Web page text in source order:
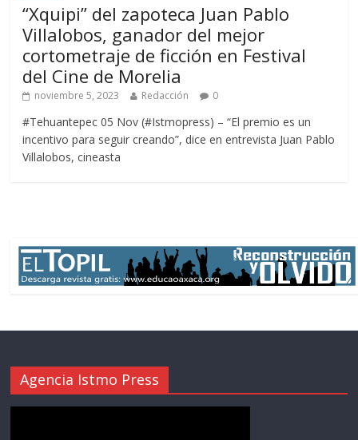
“Xquipi” del zapoteca Juan Pablo
Villalobos, ganador del mejor
cortometraje de ficción en Festival
del Cine de Morelia
noviembre 5, 2023 Redacción 0
#Tehuantepec 05 Nov (#Istmopress) – “El premio es un
incentivo para seguir creando”, dice en entrevista Juan Pablo
Villalobos, cineasta
Agencia Istmo Press